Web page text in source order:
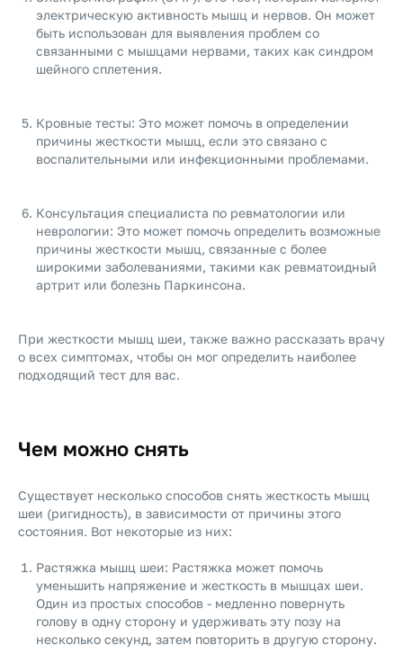
электрическую активность мышц и нервов. Он может
быть использован для выявления проблем со
связанными с мышцами нервами, таких как синдром
шейного сплетения.
Кровные тесты: Это может помочь в определении
причины жесткости мышц, если это связано с
воспалительными или инфекционными проблемами.
Консультация специалиста по ревматологии или
неврологии: Это может помочь определить возможные
причины жесткости мышц, связанные с более
широкими заболеваниями, такими как ревматоидный
артрит или болезнь Паркинсона.
При жесткости мышц шеи, также важно рассказать врачу
о всех симптомах, чтобы он мог определить наиболее
подходящий тест для вас.
Чем можно снять
Существует несколько способов снять жесткость мышц
шеи (ригидность), в зависимости от причины этого
состояния. Вот некоторые из них:
Растяжка мышц шеи: Растяжка может помочь
уменьшить напряжение и жесткость в мышцах шеи.
Один из простых способов - медленно повернуть
голову в одну сторону и удерживать эту позу на
несколько секунд, затем повторить в другую сторону.